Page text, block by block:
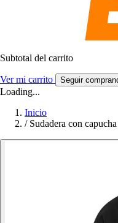
Subtotal del carrito
Ver mi carrito Seguir
Loading...
Inicio
/ Sudadera con